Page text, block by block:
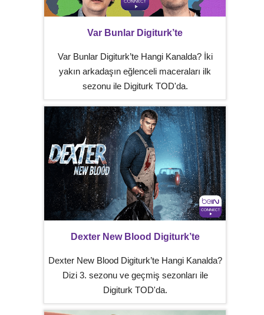
Var Bunlar Digiturk’te
Var Bunlar Digiturk’te Hangi Kanalda? İki
yakın arkadaşın eğlenceli maceraları ilk
sezonu ile Digiturk TOD'da.
Dexter New Blood Digiturk’te
Dexter New Blood Digiturk’te Hangi Kanalda?
Dizi 3. sezonu ve geçmiş sezonları ile
Digiturk TOD'da.